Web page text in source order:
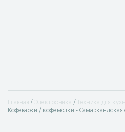
Главная Электроника Техника для
Кофеварки / кофемолки - Самаркандская